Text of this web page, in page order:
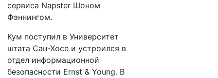
сервиса Napster Шоном
Фэннингом.
Кум поступил в Университет
штата Сан-Хосе и устроился в
отдел информационной
безопасности Ernst & Young. В